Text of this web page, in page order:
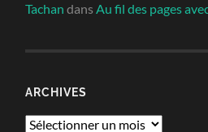
Tachan dansAu fil des pages
ARCHIVES
Archives